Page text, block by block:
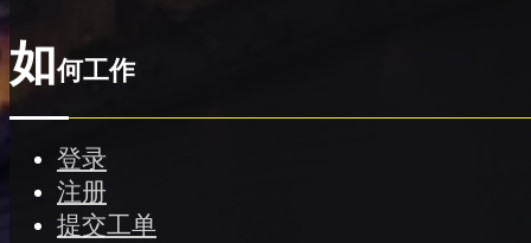
如何工作
登录
注册
提交工单